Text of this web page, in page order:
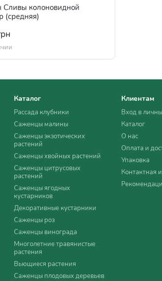
колоновидной
(средняя)
Каталог
Рассада клубники
Саженцы малины
Саженцы экзотических
растений
Саженцы хвойных растений
Саженцы цитрусовых
растений
Саженцы ягодных
кустарников
Декоративные кустарники
Саженцы роз
Саженцы винограда
Многолетние травянистые
растения
Вьющиеся растения
Саженцы плодовых деревьев
Клиентам
Вход в
Каталог
О нас
Оплата и
Упаковка
Контактная